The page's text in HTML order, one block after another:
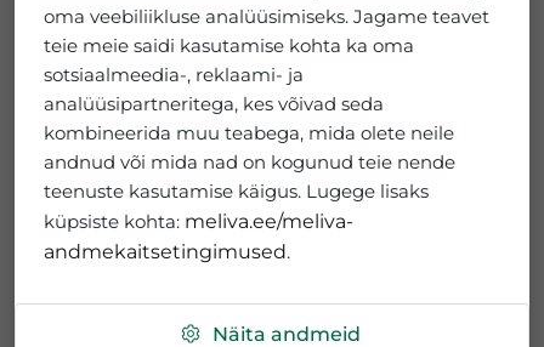
oma veebiliikluse analüüsimiseks. Jagame teavet
teie meie saidi kasutamise kohta ka oma
sotsiaalmeedia-, reklaami- ja
analüüsipartneritega, kes võivad seda
kombineerida muu teabega, mida olete neile
andnud või mida nad on kogunud teie nende
teenuste kasutamise käigus. Lugege lisaks
küpsiste kohta: meliva.ee/meliva-
andmekaitsetingimused.
Näita andmeid